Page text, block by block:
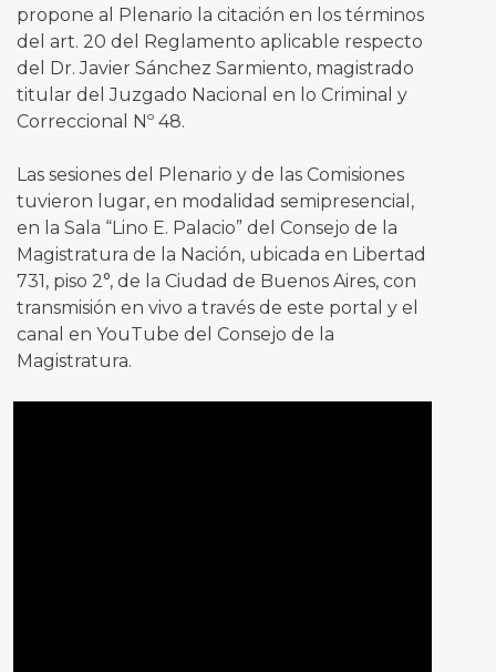
propone al Plenario la citación en los términos
del art. 20 del Reglamento aplicable respecto
del Dr. Javier Sánchez Sarmiento, magistrado
titular del Juzgado Nacional en lo Criminal y
Correccional Nº 48.
Las sesiones del Plenario y de las Comisiones
tuvieron lugar, en modalidad semipresencial,
en la Sala “Lino E. Palacio” del Consejo de la
Magistratura de la Nación, ubicada en Libertad
731, piso 2°, de la Ciudad de Buenos Aires, con
transmisión en vivo a través de este portal y el
canal en YouTube del Consejo de la
Magistratura.